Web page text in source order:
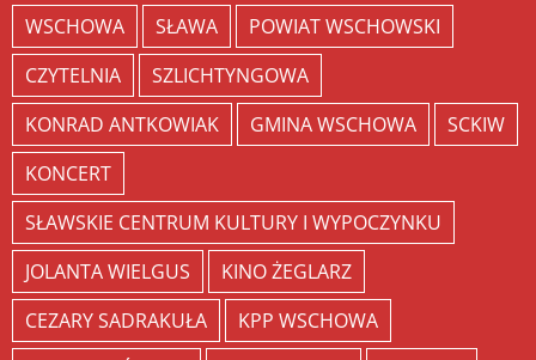
WSCHOWA SŁAWA
POWIAT WSCHOWSKI
CZYTELNIA
SZLICHTYNGOWA
KONRAD ANTKOWIAK
GMINA WSCHOWA
SCKIW
KONCERT
SŁAWSKIE CENTRUM KULTURY I WYPOCZYNKU
JOLANTA WIELGUS
KINO ŻEGLARZ
CEZARY SADRAKUŁA
KPP WSCHOWA